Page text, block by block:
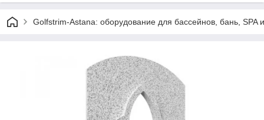
Golfstrim-Astana: оборудование для бассейнов, бань, SPA